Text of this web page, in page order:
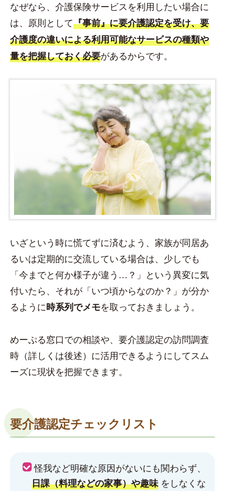
なぜなら、介護保険サービスを利用したい場合に
は、原則として『事前』に要介護認定を受け、要
介護度の違いによる利用可能なサービスの種類や
量を把握しておく必要があるからです。
いざという時に慌てずに済むよう、家族が同居あ
るいは定期的に交流している場合は、少しでも
「今までと何か様子が違う…？」という異変に気
付いたら、それが「いつ頃からなのか？」が分か
るように時系列でメモを取っておきましょう。
めーぷる窓口での相談や、要介護認定の訪問調査
時（詳しくは後述）に活用できるようにしてスム
ーズに現状を把握できます。
要介護認定チェックリスト
怪我など明確な原因がないにも関わらず、
日課（料理などの家事）や趣味をしなくな